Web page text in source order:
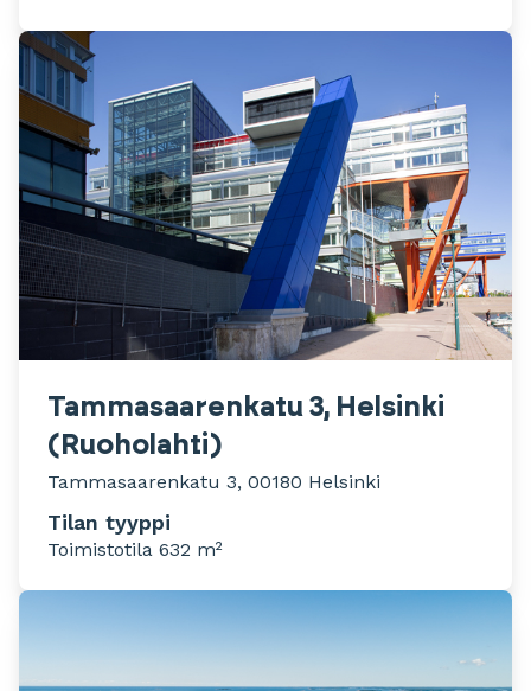
Tammasaarenkatu 3, Helsinki
(Ruoholahti)
Tammasaarenkatu 3, 00180 Helsinki
Tilan tyyppi
Toimistotila 632 m²